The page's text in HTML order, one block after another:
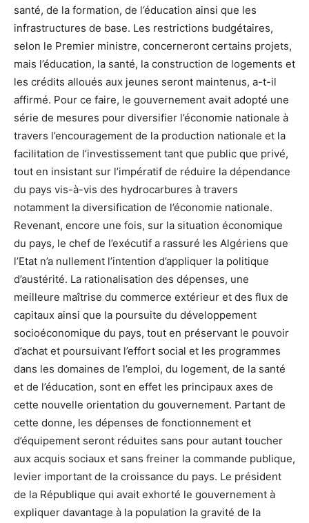
santé, de la formation, de l’éducation ainsi que les
infrastructures de base. Les restrictions budgétaires,
selon le Premier ministre, concerneront certains projets,
mais l’éducation, la santé, la construction de logements et
les crédits alloués aux jeunes seront maintenus, a-t-il
affirmé. Pour ce faire, le gouvernement avait adopté une
série de mesures pour diversifier l’économie nationale à
travers l’encouragement de la production nationale et la
facilitation de l’investissement tant que public que privé,
tout en insistant sur l’impératif de réduire la dépendance
du pays vis-à-vis des hydrocarbures à travers
notamment la diversification de l’économie nationale.
Revenant, encore une fois, sur la situation économique
du pays, le chef de l’exécutif a rassuré les Algériens que
l’Etat n’a nullement l’intention d’appliquer la politique
d’austérité. La rationalisation des dépenses, une
meilleure maîtrise du commerce extérieur et des flux de
capitaux ainsi que la poursuite du développement
socioéconomique du pays, tout en préservant le pouvoir
d’achat et poursuivant l’effort social et les programmes
dans les domaines de l’emploi, du logement, de la santé
et de l’éducation, sont en effet les principaux axes de
cette nouvelle orientation du gouvernement. Partant de
cette donne, les dépenses de fonctionnement et
d’équipement seront réduites sans pour autant toucher
aux acquis sociaux et sans freiner la commande publique,
levier important de la croissance du pays. Le président
de la République qui avait exhorté le gouvernement à
expliquer davantage à la population la gravité de la